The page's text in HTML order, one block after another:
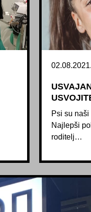
02.08.2021.
Psi su
Najlepši
roditelj…